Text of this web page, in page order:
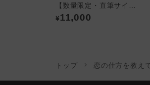
¥11,000
トップ 恋の仕方を教え